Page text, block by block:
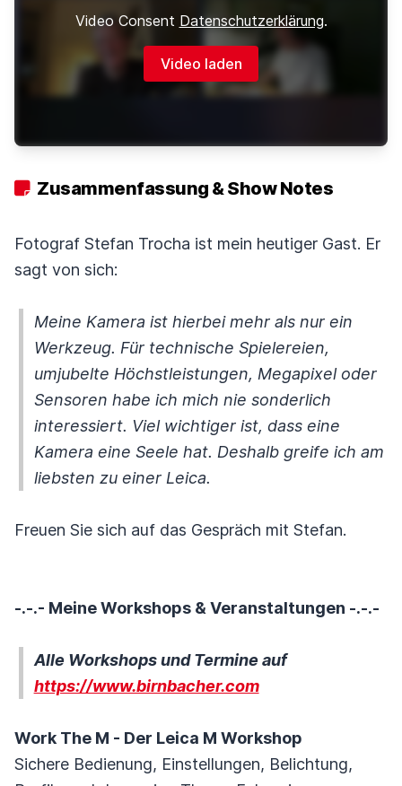
Video Consent Datenschutzerklärung.
Video laden
Zusammenfassung & Show Notes
Fotograf Stefan Trocha ist mein heutiger Gast. Er
sagt von sich:
Meine Kamera ist hierbei mehr als nur ein
Werkzeug. Für technische Spielereien,
umjubelte Höchstleistungen, Megapixel oder
Sensoren habe ich mich nie sonderlich
interessiert. Viel wichtiger ist, dass eine
Kamera eine Seele hat. Deshalb greife ich am
liebsten zu einer Leica.
Freuen Sie sich auf das Gespräch mit Stefan.
-.-.- Meine Workshops & Veranstaltungen -.-.-
Alle Workshops und Termine auf
https://www.birnbacher.com
Work The M - Der Leica M Workshop
Sichere Bedienung, Einstellungen, Belichtung,